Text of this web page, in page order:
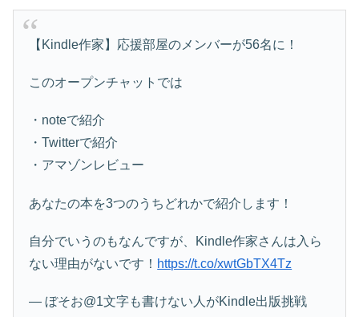
【Kindle作家】応援部屋のメンバーが56名に！
このオープンチャットでは
・noteで紹介
・Twitterで紹介
・アマゾンレビュー
あなたの本を3つのうちどれかで紹介します！
自分でいうのもなんですが、Kindle作家さんは入ら
ない理由がないです！ https://t.co/xwtGbTX4Tz
— ぼそお@1文字も書けない人がKindle出版挑戦